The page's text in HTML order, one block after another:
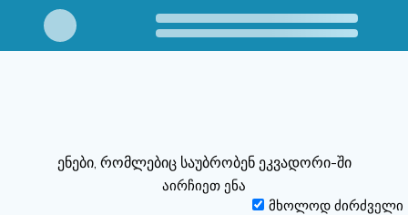
ენები, რომლებიც საუბრობენ ეკვადორი-ში
აირჩიეთ ენა
მხოლოდ ძირძველი